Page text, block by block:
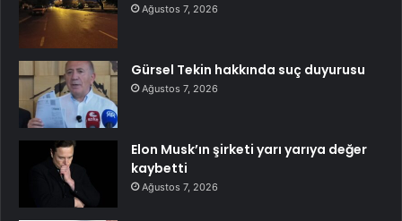
Ağustos 7, 2026
Gürsel Tekin hakkında suç duyurusu
Ağustos 7, 2026
Elon Musk’ın şirketi yarı yarıya değer
kaybetti
Ağustos 7, 2026